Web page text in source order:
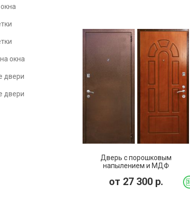
окна
двери
двери
Дверь с порошковым
напылением и МДФ
(DP-051)
от 27 300р.